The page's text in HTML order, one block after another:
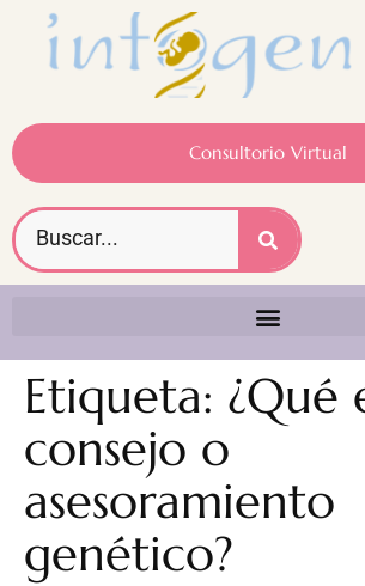
Consultorio Virtual
Etiqueta: ¿Qué
consejo o
asesoramiento
genético?